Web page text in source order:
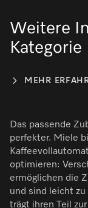
Weitere
Kategorie
MEHR
Das passende
perfekter. Miele
optimieren:
ermöglichen die
und sind leicht
trägt ihren Teil